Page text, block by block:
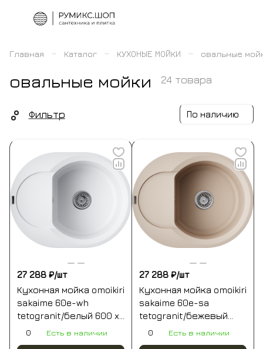
Главная – Каталог – КУХОНЫЕ МОЙКИ – овальные
овальные мойки 24 товара
Фильтр По наличию
27 288 ₽/шт
Кухонная мойка omoikiri
sakaime 60e-wh
tetogranit/белый 600 x
470 x 195
0 Есть в наличии
27 288 ₽/шт
Кухонная мойка omoikiri
sakaime 60e-sa
tetogranit/бежевый
600 x 470 x 195
0 Есть в наличии